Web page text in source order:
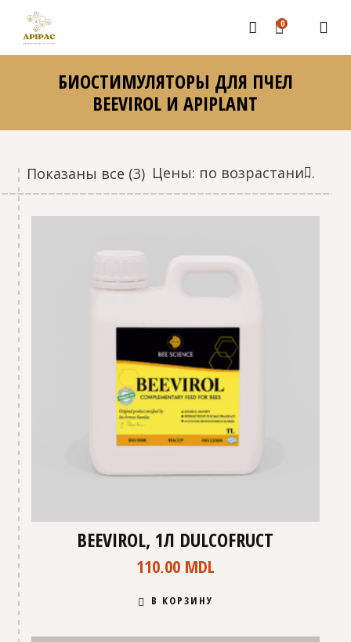
0
БИОСТИМУЛЯТОРЫ ДЛЯ ПЧЕЛ
BEEVIROL И APIPLANT
Показаны все (3)Цены:
по
возрастанию
Цены: по возрастанию
BEEVIROL, 1Л DULCOFRUCT
110,00 MDL
В КОРЗИНУ